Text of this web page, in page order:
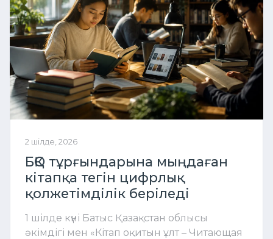
2 шілде, 2026
БҚО тұрғындарына мыңдаған
кітапқа тегін цифрлық
қолжетімділік беріледі
1 шілде күні Батыс Қазақстан облысы
әкімдігі мен «Кітап оқитын ұлт – Читающая